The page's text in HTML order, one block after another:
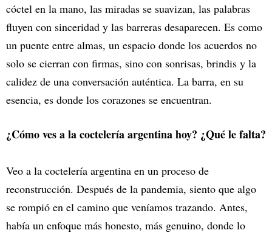
cóctel en la mano, las miradas se suavizan, las palabras
fluyen con sinceridad y las barreras desaparecen. Es como
un puente entre almas, un espacio donde los acuerdos no
solo se cierran con firmas, sino con sonrisas, brindis y la
calidez de una conversación auténtica. La barra, en su
esencia, es donde los corazones se encuentran.
¿Cómo ves a la coctelería argentina hoy? ¿Qué le falta?
Veo a la coctelería argentina en un proceso de
reconstrucción. Después de la pandemia, siento que algo
se rompió en el camino que veníamos trazando. Antes,
había un enfoque más honesto, más genuino, donde lo